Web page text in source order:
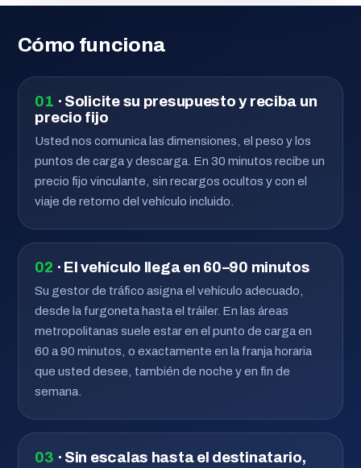
Cómo funciona
01 · Solicite su presupuesto y reciba un
precio fijo
Usted nos comunica las dimensiones, el peso y los
puntos de carga y descarga. En 30 minutos recibe un
precio fijo vinculante, sin recargos ocultos y con el
viaje de retorno del vehículo incluido.
02 · El vehículo llega en 60–90 minutos
Su gestor de tráfico asigna el vehículo adecuado,
desde la furgoneta hasta el tráiler. En las áreas
metropolitanas suele estar en el punto de carga en
60 a 90 minutos, o exactamente en la franja horaria
que usted desee, también de noche y en fin de
semana.
03 · Sin escalas hasta el destinatario,